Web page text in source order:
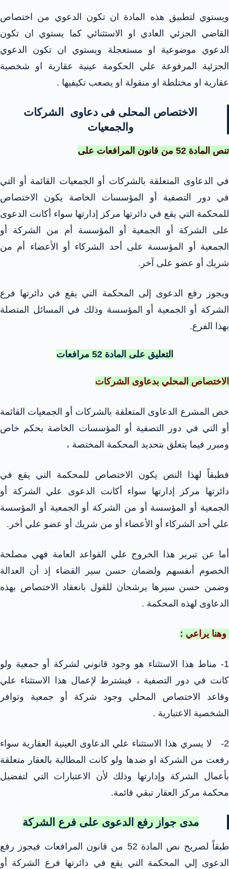
ويستوي لتطبيق هذه المادة ان تكون الدعوي من اختصاص
القاضي الجزئي العادي او الاستثنائي كما يستوي ان تكون
الدعوي موضوعية او مستعجلة ويستوي ان تكون الدعوي
الجزئية المرفوعة علي الحكومة عينية عقارية او شخصية
عقارية او مختلطة او منقولة او يصعب تكيفيها .
الاختصاص المحلى فى دعاوى الشركات
والجمعيات
تنص المادة 52 من قانون المرافعات على
في الدعاوى المتعلقة بالشركات أو الجمعيات القائمة أو التي
في دور التصفية أو المؤسسات الخاصة يكون الاختصاص
للمحكمة التي يقع في دائرتها مركز إدارتها سواء أكانت الدعوى
على الشركة أو الجمعية أو المؤسسة أم من الشركة أو
الجمعية أو المؤسسة على أحد الشركاء أو الأعضاء أم من
شريك أو عضو على آخر.
ويجوز رفع الدعوى إلى المحكمة التي يقع في دائرتها فرع
الشركة أو الجمعية أو المؤسسة وذلك في المسائل المتصلة
بهذا الفرع.
التعليق على المادة 52 مرافعات
الاختصاص المحلي بدعاوى الشركات
خص المشرع الدعاوى المتعلقة بالشركات أو الجمعيات القائمة
أو التي في دور التصفية أو المؤسسات الخاصة بحكم خاص
ومبرر فيما يتعلق بتحديد المحكمة المختصة ،
فطبقاً لهذا النص يكون الاختصاص للمحكمة التي يقع في
دائرتها مركز إدارتها سواء أكانت الدعوى علي الشركة أو
الجمعية أو المؤسسة أو من الشركة أو الجمعية أو المؤسسة
علي أحد الشركاء أو الأعضاء أو من شريك أو عضو علي أخر.
أما عن تبرير هذا الخروج علي القواعد العامة فهي مصلحة
الخصوم أنفسهم ولضمان حسن سير القضاء إذ أن العدالة
وضمن حسن سيرها يرشحان للقول بانعقاد الاختصاص بهذه
الدعاوى لهذه المحكمة .
وهنا يراعي :
1- مناط هذا الاستثناء هو وجود قانوني لشركة أو جمعية ولو
كانت في دور التصفية ، فيشترط لإعمال هذا الاستثناء علي
وقاعد الاختصاص المحلي وجود شركة أو جمعية وتوافر
الشخصية الاعتبارية .
2- لا يسري هذا الاستثناء علي الدعاوى العينية العقارية سواء
رفعت من الشركة او ضدها ولو كانت المطالبة بالعقار متعلقة
بأعمال الشركة وإدارتها وذلك لأن الاعتبارات التي لتفضيل
محكمة مركز العقار تبقي قائمة.
مدى جواز رفع الدعوى على فرع الشركة
طبقاً لصريح نص المادة 52 من قانون المرافعات فيجوز رفع
الدعوى إلي المحكمة التي يقع في دائرتها فرع الشركة أو